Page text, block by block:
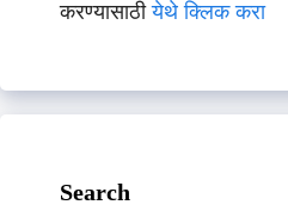
करण्यासाठीयेथे क्लिक करा
Search